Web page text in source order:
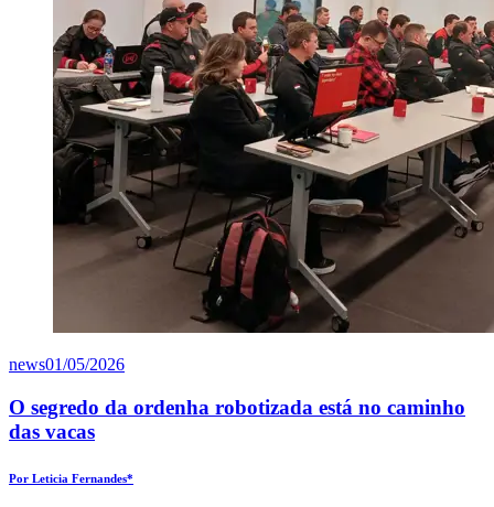
news01/05/2026
O segredo da ordenha robotizada está no caminho
das vacas
Por Leticia Fernandes*